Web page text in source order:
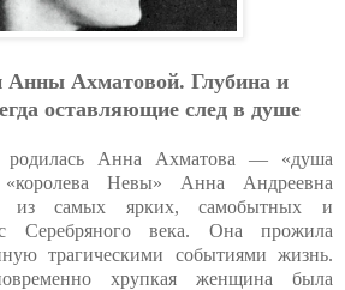
Анны Ахматовой. Глубина и
оставляющие след в душе
Анна Ахматова — «душа
«королева Невы» Анна Андреевна
самых ярких, самобытных и
Серебряного века. Она прожила
трагическими событиями жизнь.
хрупкая женщина была